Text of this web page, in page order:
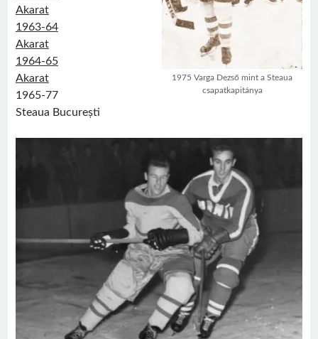
1975 Varga Dezső mint a Steaua
csapatkapitánya
Akarat
1963-64
Akarat
1964-65
Akarat
1965-77
Steaua București